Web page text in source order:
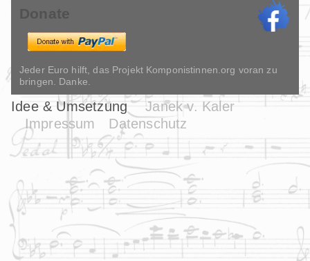
Donate
Jeder Euro hilft, das Projekt Komponistinnen.org voran zu
bringen. Danke.
Idee & Umsetzung
Janek v. Kaler
Impressum
Datenschutz